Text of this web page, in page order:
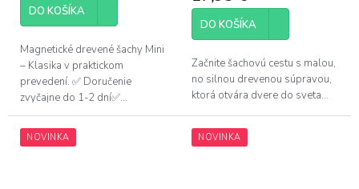
4,9
5
hviezdičiek.
DO KOŠÍKA
Magnetické drevené šachy Mini
– Klasika v praktickom
prevedení. ✅ Doručenie
zvyčajne do 1-2 dní✅...
DO KOŠÍKA
Začnite šachovú cestu s malou,
no silnou drevenou súpravou,
ktorá otvára dvere do sveta...
NOVINKA NOVINKA